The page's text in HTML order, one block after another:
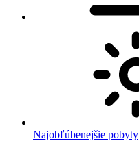
Najobľúbenejšie pobyty